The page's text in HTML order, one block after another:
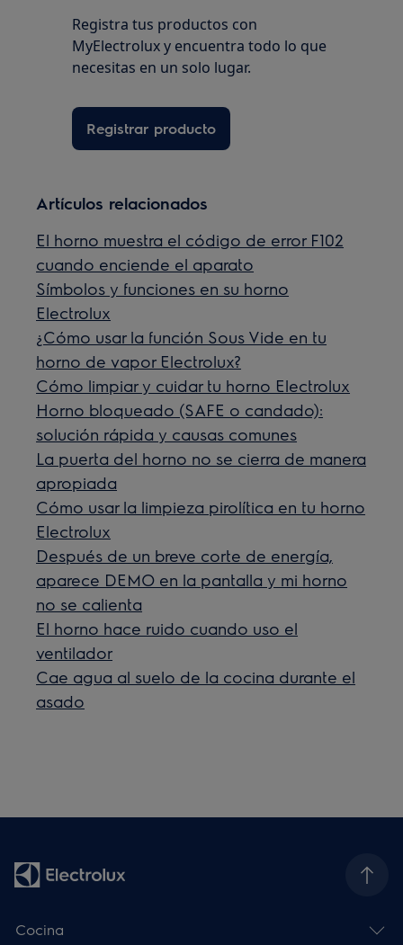
Registra tus productos con
MyElectrolux y encuentra todo lo que
necesitas en un solo lugar.
Registrar producto
Artículos relacionados
El horno muestra el código de error F102
cuando enciende el aparato
Símbolos y funciones en su horno
Electrolux
¿Cómo usar la función Sous Vide en tu
horno de vapor Electrolux?
Cómo limpiar y cuidar tu horno Electrolux
Horno bloqueado (SAFE o candado):
solución rápida y causas comunes
La puerta del horno no se cierra de manera
apropiada
Cómo usar la limpieza pirolítica en tu horno
Electrolux
Después de un breve corte de energía,
aparece DEMO en la pantalla y mi horno
no se calienta
El horno hace ruido cuando uso el
ventilador
Cae agua al suelo de la cocina durante el
asado
Cocina